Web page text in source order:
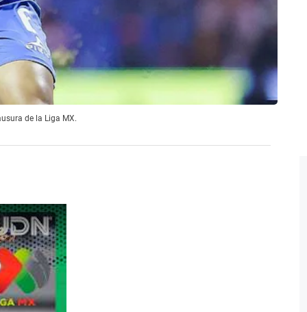
de la Liga MX.